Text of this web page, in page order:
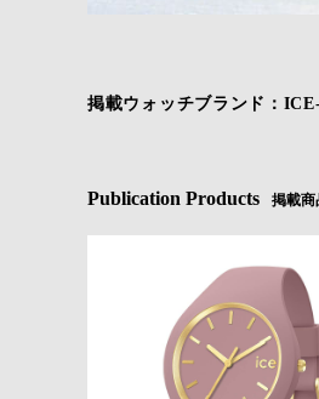
掲載ウォッチブランド：
Publication Products 掲載商